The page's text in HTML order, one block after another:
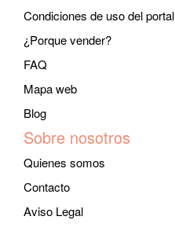
Condiciones de uso del portal
¿Porque vender?
FAQ
Mapa web
Blog
Sobre nosotros
Quienes somos
Contacto
Aviso Legal